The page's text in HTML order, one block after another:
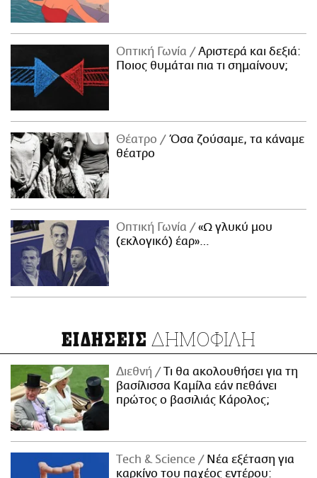
Οπτική Γωνία
Αριστερά και δεξιά:
Ποιος θυμάται πια τι σημαίνουν;
Θέατρο
Όσα ζούσαμε, τα κάναμε
θέατρο
Οπτική Γωνία
«Ω γλυκύ μου
(εκλογικό) έαρ»…
ΕΙΔΗΣΕΙΣ ΔΗΜΟΦΙΛΗ
Διεθνή
Τι θα ακολουθήσει για τη
βασίλισσα Καμίλα εάν πεθάνει
πρώτος ο βασιλιάς Κάρολος;
Τech & Science
Νέα εξέταση για
καρκίνο του παχέος εντέρου: